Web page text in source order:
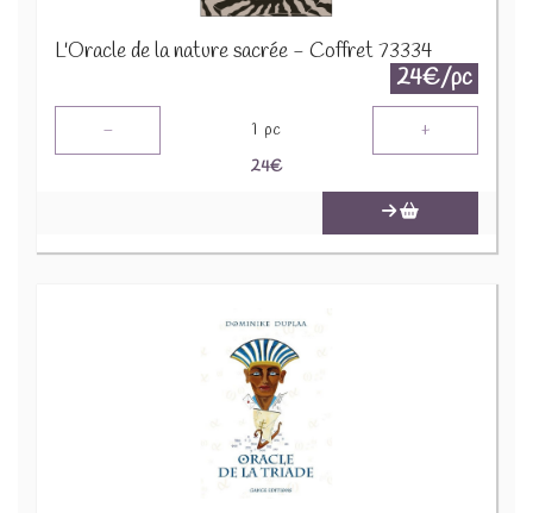
L'Oracle de la nature sacrée - Coffret 73334
24€/pc
- 1 pc +
24€